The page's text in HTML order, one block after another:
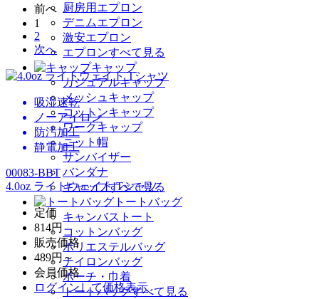
厨房用エプロン
デニムエプロン
激安エプロン
エプロンすべて見る
キャップ
カジュアルキャップ
メッシュキャップ
コットンキャップ
ワークキャップ
ニット帽
サンバイザー
バンダナ
キャップすべて見る
トートバッグ
キャンバストート
コットンバッグ
ポリエステルバッグ
ナイロンバッグ
ポーチ・巾着
トートバッグすべて見る
前へ
1
2
次へ
吸湿速乾
ノーアイロン
防汚加工
静電加工
00083-BBT
4.0oz ライトウェイト Tシャツ
定価
814円
販売価格
489円～
会員価格
ログイン して価格表示